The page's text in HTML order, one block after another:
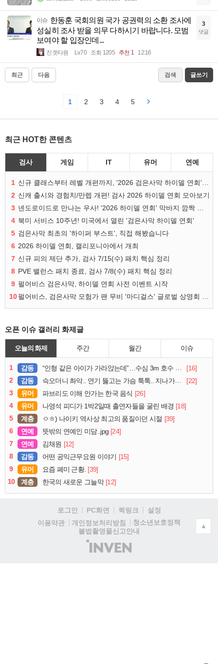
이슈 한동훈 국회의원 국가 공권력의 소환 조사에
성실히 조사 받을 의무 다하시기 바랍니다. 모범
보여야 할 입장인데...
진겟타원 Lv.70 조회 1205 추천 1 12:16
3
댓글
최근 다음 검색 글쓰기
1 2 3 4 5
최근 HOT한 콘텐츠
검사 게임 IT 유머 연예
1
2 신캐 출시와 경험치/만렙 개편! 검사 2026 하이델 연회 모아보기
3
4 북미 서비스 10주년! 미국에서 열린 '검은사막 하이델 연회'
5 검은사막 최초의 '하이퍼 부스트', 직접 해봤습니다
6 2026 하이델 연회, 캘리포니아에서 개최
7 신규 피의 제단 추가, 검사 7/15(수) 패치 핵심 정리
8 PVE 밸런스 패치 종료, 검사 7/8(수) 패치 핵심 정리
9 펄어비스 검은사막, 하이델 연회 사전 이벤트 시작
10
오픈 이슈 갤러리 화제글
오늘의 화제 주간 월간 이슈
1 감동 “인형 같은 아이가 가라앉는데”…수심 3m 호수 뛰어든 60대 의인
[16]
2
감동 슥오더니 촤악.. 연기 뚫고는 가슴 툭툭.. 지나가던 아재의 정체
[22]
3
유머 파브리도 이해 안가는 한국 음식 [26]
4
유머 나영석 피디가 1박2일때 출연자들을 굴린 배경 [18]
5
계층 ㅇㅎ) 나이키 역사상 최고의 품질이던 시절 [39]
6
연예 뜻밖의 연예인 미담..jpg [24]
7
연예 김채원 [12]
8
감동 어떤 공익근무요원 이야기 [15]
9
유머 요즘 폐미 근황. [39]
10
계층 한국의 새로운 그늘막 [12]
로그인 PC화면 퀵링크
설정
이용약관
개인정보처리방침
청소년보호정책
불법촬영물신고안내
(주)
인
▲